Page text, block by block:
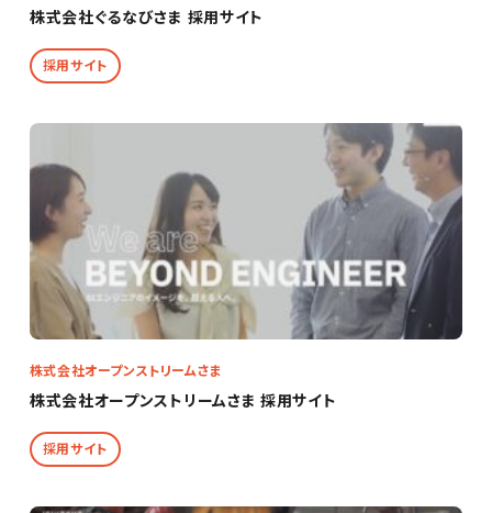
株式会社ぐるなびさま 採用サイト
採用サイト
株式会社オープンストリームさま
株式会社オープンストリームさま 採用サイト
採用サイト